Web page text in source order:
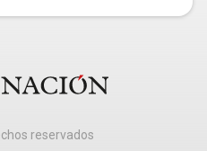
reservados